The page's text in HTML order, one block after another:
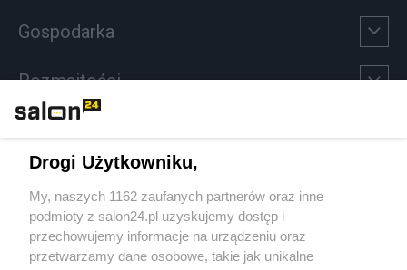
Gospodarka
Rozmaitości
Sport
Społeczeństwo
Drogi Użytkowniku,
My, naszych 1162 zaufanych partnerów oraz inne
podmioty z salon24.pl uzyskujemy dostęp i
przechowujemy informacje na urządzeniu oraz
przetwarzamy dane osobowe, takie jak unikalne